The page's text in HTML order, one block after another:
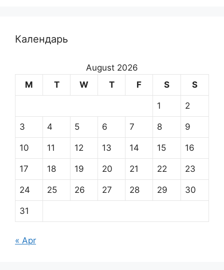
Календарь
August 2026
M
T W T F S S
1 2
3 4 5 6 7 8 9
10 11 12 13 14 15 16
17 18 19 20 21 22 23
24 25 26 27 28 29 30
31
« Apr